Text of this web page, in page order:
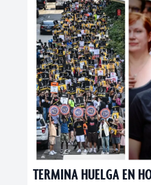
TERMINA HUELGA EN